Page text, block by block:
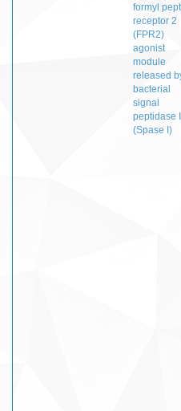
formyl
receptor 2
(FPR2)
agonist
module
released
bacterial
signal
peptidase I
(Spase I)